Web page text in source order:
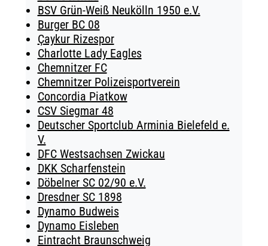
BSV Grün-Weiß Neukölln 1950 e.V.
Burger BC 08
Çaykur Rizespor
Charlotte Lady Eagles
Chemnitzer FC
Chemnitzer Polizeisportverein
Concordia Piatkow
CSV Siegmar 48
Deutscher Sportclub Arminia Bielefeld e.
V.
DFC Westsachsen Zwickau
DKK Scharfenstein
Döbelner SC 02/90 e.V.
Dresdner SC 1898
Dynamo Budweis
Dynamo Eisleben
Eintracht Braunschweig